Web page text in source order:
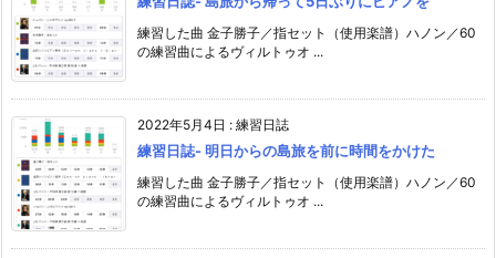
練習した曲 金子勝子／指セット（使用楽譜）ハノン／60
の練習曲によるヴィルトゥオ ...
2022年5月4日 : 練習日誌
練習日誌- 明日からの島旅を前に時間をかけた
練習した曲 金子勝子／指セット（使用楽譜）ハノン／60
の練習曲によるヴィルトゥオ ...